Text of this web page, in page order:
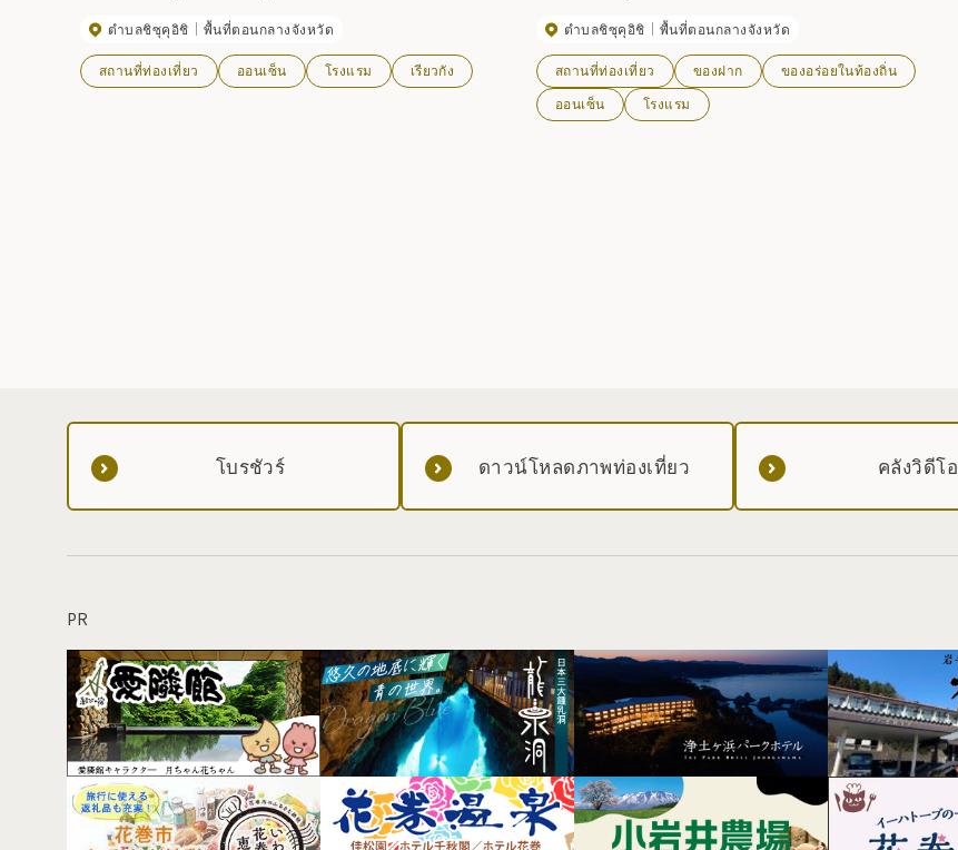
ชูกุออนเซ็นได้ตลอด 24 ชั่วโมง
ตำบลชิซุคุอิชิ พื้นที่ตอนกลางจังหวัด
สถานที่ท่องเที่ยว ออนเซ็น โรงแรม เรียวกัง
ร้อนกรดธรรมดา น้ำพุร้อนกำมะถัน น้ำพุร้อนกรดไฮโปโทนิก และ
มีประสิทธิภาพสำหรับโรคผิวหนังเรื้อรัง โรคสตรีเรื้อรัง บาดแผล
เบาหวาน ความดันโลหิตสูง และริดสีดวงทวาร
ตำบลชิซุคุอิชิ พื้นที่ตอนกลางจังหวัด
สถานที่ท่องเที่ยว ของฝาก
ของอร่อยในท้องถิ่น
ออนเซ็น
โรงแรม
โบรชัวร์ ดาวน์โหลดภาพท่องเที่ยว คลังวิดีโอ
PR